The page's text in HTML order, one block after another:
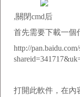
,關閉cmd后
首先需要下載一個
http://
打開此軟件，在內